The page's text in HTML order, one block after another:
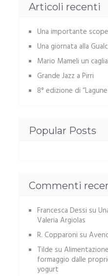
Articoli recenti
Una importante
Una giornata alla
Mario Mameli un
Grande Jazz a Pirri
8° edizione di
Popular Posts
Commenti
Francesca Dessi su
Valeria Argiolas
R. Copparoni su
Tilde su
formaggio dalle
yogurt